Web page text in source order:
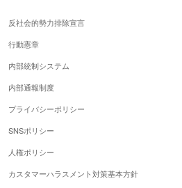
反社会的勢力排除宣言
行動憲章
内部統制システム
内部通報制度
プライバシーポリシー
SNSポリシー
人権ポリシー
カスタマーハラスメント対策基本方針